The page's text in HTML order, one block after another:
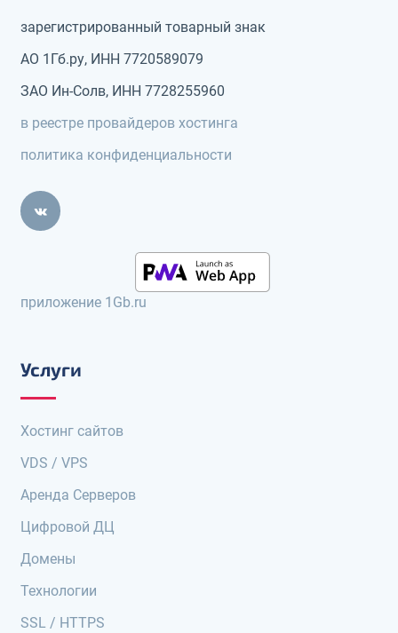
зарегистрированный товарный знак
АО 1Гб.ру, ИНН 7720589079
ЗАО Ин-Солв, ИНН 7728255960
в реестре провайдеров хостинга
политика конфиденциальности
приложение 1Gb.ru
Услуги
Хостинг сайтов
VDS / VPS
Аренда Серверов
Цифровой ДЦ
Домены
Технологии
SSL / HTTPS